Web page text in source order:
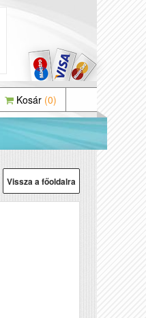
Kosár (0)
Vissza a főoldalra